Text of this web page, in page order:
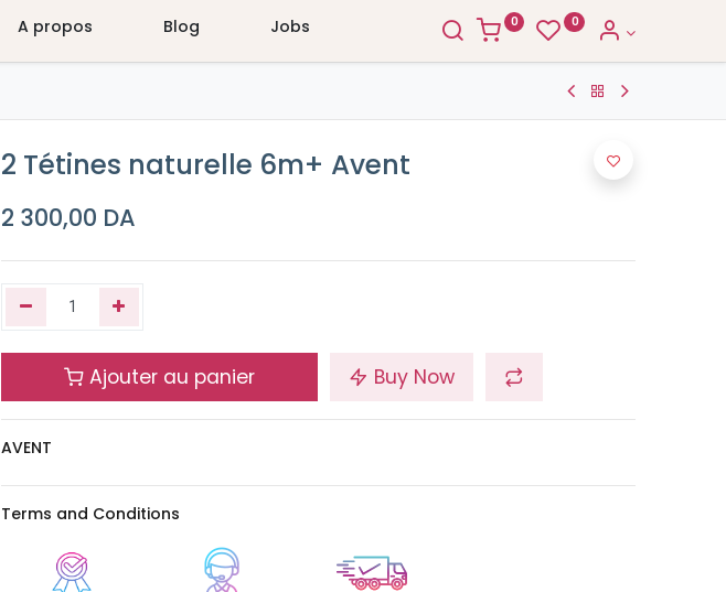
A propos Blog Jobs 0 0
2 Tétines naturelle 6m+ Avent
2 300,00 DA
Ajouter au panier Buy Now
AVENT
Terms and Conditions